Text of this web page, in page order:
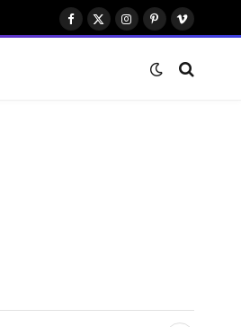
Facebook
X
Instagram
PinterestVimeo